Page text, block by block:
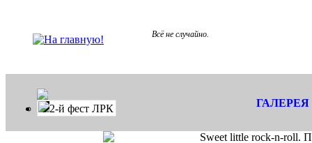
Всё не случайно.
2-й фест ЛРК ГАЛЕРЕЯ